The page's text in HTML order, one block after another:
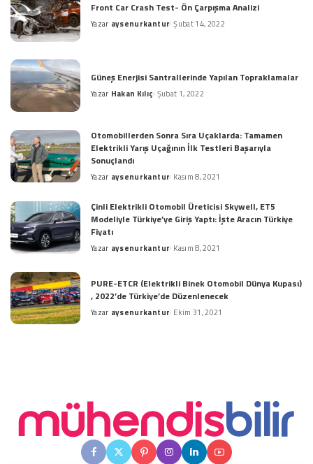
Front Car Crash Test- Ön Çarpışma Analizi
Posted
Yazar aysenurkantur Şubat 14, 2022
Güneş Enerjisi Santrallerinde Yapılan Topraklamalar
Posted
Yazar Hakan Kılıç Şubat 1, 2022
Otomobillerden Sonra Sıra Uçaklarda: Tamamen
Elektrikli Yarış Uçağının İlk Testleri Başarıyla
Sonuçlandı
Posted
Yazar aysenurkantur Kasım 8, 2021
Çinli Elektrikli Otomobil Üreticisi Skywell, ET5
Modeliyle Türkiye’ye Giriş Yaptı: İşte Aracın Türkiye
Fiyatı
Posted
Yazar aysenurkantur Kasım 8, 2021
PURE-ETCR (Elektrikli Binek Otomobil Dünya Kupası)
, 2022’de Türkiye’de Düzenlenecek
Posted
Yazar aysenurkantur Ekim 31, 2021